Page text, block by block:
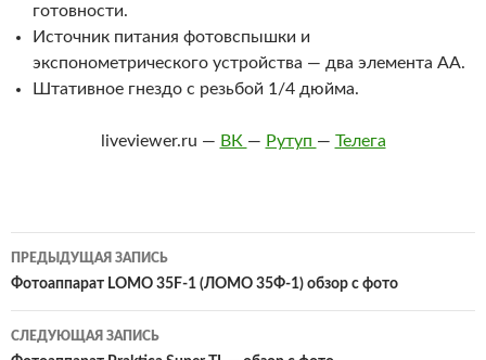
готовности.
Источник питания фотовспышки и
экспонометрического устройства — два элемента АА.
Штативное гнездо с резьбой 1/4 дюйма.
liveviewer.ru — ВК — Рутуп — Телега
Навигация
по
записям
ПРЕДЫДУЩАЯ ЗАПИСЬ
Фотоаппарат LOMO 35F-1 (ЛОМО 35Ф-1) обзор с фото
СЛЕДУЮЩАЯ ЗАПИСЬ